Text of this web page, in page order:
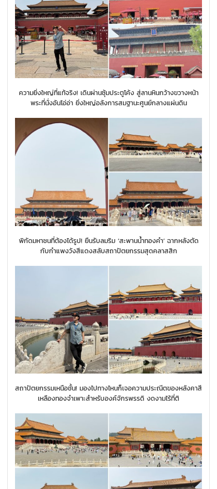
ความยิ่งใหญ่ที่แท้จริง! เดินผ่านซุ้มประตูโค้ง สู่ลานหินกว้างขวางหน้า
พระที่นั่งอันโอ่อ่า ยิ่งใหญ่อลังการสมฐานะศูนย์กลางแผ่นดิน
พิกัดมหาชนที่ต้องได้รูป! ยืนรับลมริม ‘สะพานน้ำทองคำ’ ฉากหลังตัด
กับกำแพงวังสีแดงสลับสถาปัตยกรรมสุดคลาสสิก
สถาปัตยกรรมเหนือชั้น! มองไปทางไหนก็เจอความประณีตของหลังคาสี
เหลืองทองจำเพาะสำหรับองค์จักรพรรดิ งดงามไร้ที่ติ